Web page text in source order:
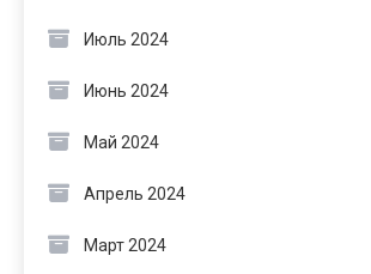
Июль 2024
Июнь 2024
Май 2024
Апрель 2024
Март 2024